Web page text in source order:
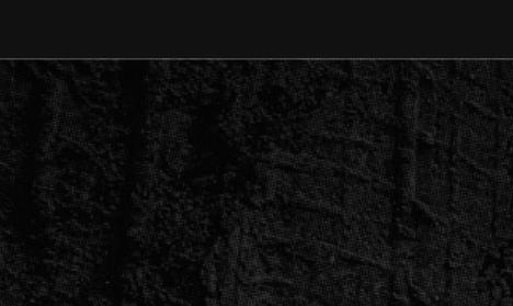
LEESBURG
ADRESSE
1745 US Hwy 441, Leesburg, FL 34748, États Unis
Détails du lieu
SANFORD
ADRESSE